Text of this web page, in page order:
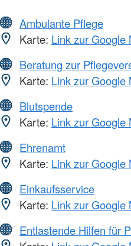
Ambulante Pflege
Karte: Link zur Google
Beratung zur
Karte: Link zur Google
Blutspende
Karte: Link zur Google
Ehrenamt
Karte: Link zur Google
Einkaufsservice
Karte: Link zur Google
Entlastende Hilfen für